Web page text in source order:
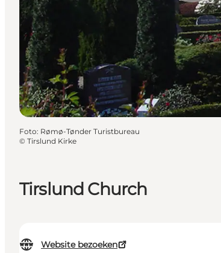
Tirslund Church
Website bezoeken
Foto: Rømø-Tønder Turistbureau
© Tirslund Kirke